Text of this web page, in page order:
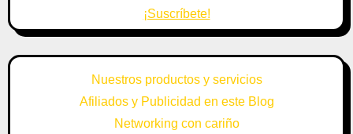
¡Suscríbete!
Nuestros productos y servicios
Afiliados y Publicidad en este Blog
Networking con cariño